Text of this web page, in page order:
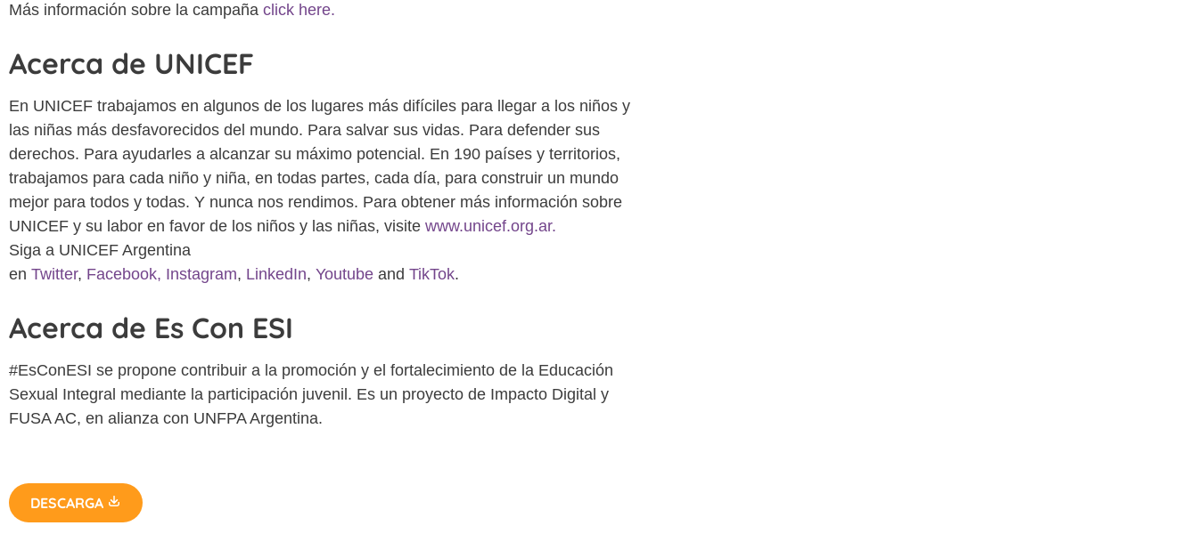
Más información sobre la campaña click here.
Acerca de UNICEF
En UNICEF trabajamos en algunos de los lugares más difíciles para llegar a los niños y
las niñas más desfavorecidos del mundo. Para salvar sus vidas. Para defender sus
derechos. Para ayudarles a alcanzar su máximo potencial. En 190 países y territorios,
trabajamos para cada niño y niña, en todas partes, cada día, para construir un mundo
mejor para todos y todas. Y nunca nos rendimos. Para obtener más información sobre
UNICEF y su labor en favor de los niños y las niñas, visite www.unicef.org.ar.
Siga a UNICEF Argentina
en Twitter, Facebook, Instagram, LinkedIn, Youtube and TikTok.
Acerca de Es Con ESI
#EsConESI se propone contribuir a la promoción y el fortalecimiento de la Educación
Sexual Integral mediante la participación juvenil. Es un proyecto de Impacto Digital y
FUSA AC, en alianza con UNFPA Argentina.
DESCARGA